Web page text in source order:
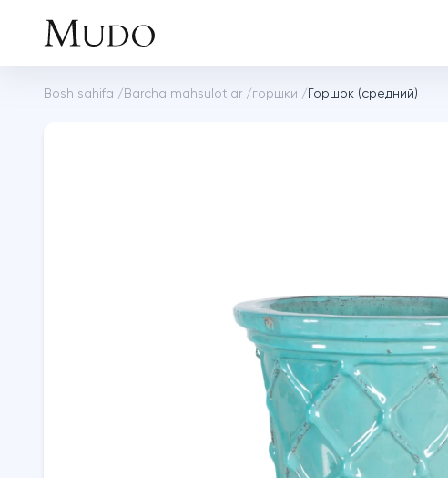
Bosh sahifa / Barcha mahsulotlar /горшки / Горшок (средний)